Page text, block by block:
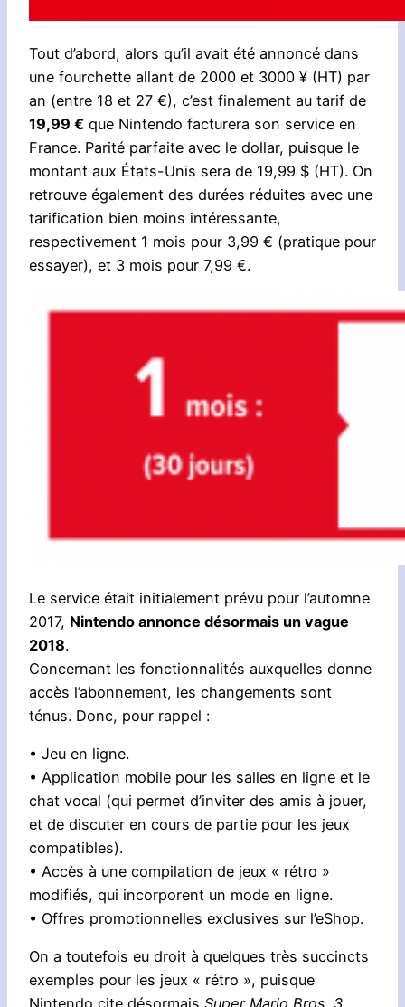
Tout d’abord, alors qu’il avait été annoncé dans
une fourchette allant de 2000 et 3000 ¥ (HT) par
an (entre 18 et 27 €), c’est finalement au tarif de
19,99 € que Nintendo facturera son service en
France. Parité parfaite avec le dollar, puisque le
montant aux États-Unis sera de 19,99 $ (HT). On
retrouve également des durées réduites avec une
tarification bien moins intéressante,
respectivement 1 mois pour 3,99 € (pratique pour
essayer), et 3 mois pour 7,99 €.
Le service était initialement prévu pour l’automne
2017, Nintendo annonce désormais un vague
2018.
Concernant les fonctionnalités auxquelles donne
accès l’abonnement, les changements sont
ténus. Donc, pour rappel :
• Jeu en ligne.
• Application mobile pour les salles en ligne et le
chat vocal (qui permet d’inviter des amis à jouer,
et de discuter en cours de partie pour les jeux
compatibles).
• Accès à une compilation de jeux « rétro »
modifiés, qui incorporent un mode en ligne.
• Offres promotionnelles exclusives sur l’eShop.
On a toutefois eu droit à quelques très succincts
exemples pour les jeux « rétro », puisque